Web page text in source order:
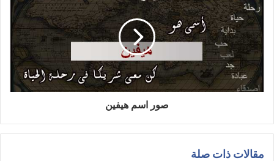
صور اسم هيفين
مقالات ذات صلة